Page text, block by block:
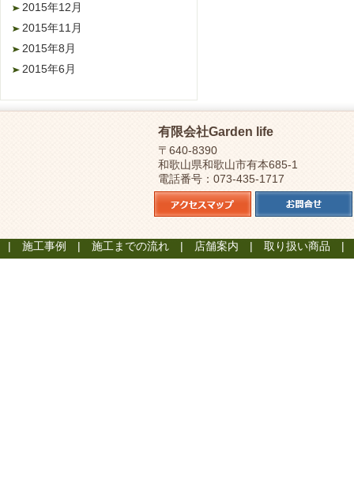
2015年12月
2015年11月
2015年8月
2015年6月
有限会社Garden life
〒640-8390
和歌山県和歌山市有本685-1
電話番号：073-435-1717
施工事例 施工までの流れ 店舗案内 取り扱い商品